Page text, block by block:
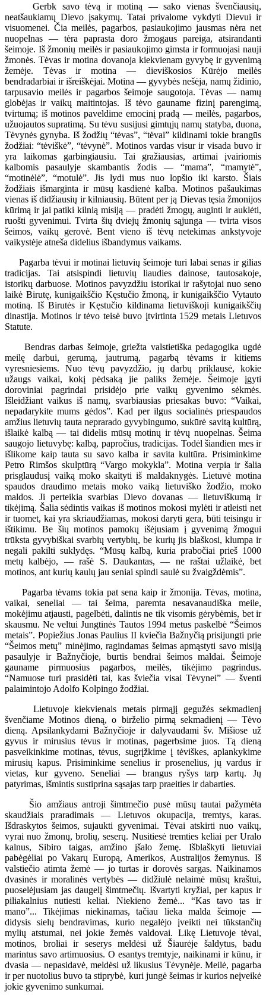
Gerbk savo tėvą ir motiną — sako vienas švenčiausių,
neatšaukiamų Dievo įsakymų. Tatai privalome vykdyti Dievui ir
visuomenei. Čia meilės, pagarbos, pasiaukojimo jausmas nėra net
nuopelnas — tėra paprasta doro žmogaus pareiga, atsirandanti
šeimoje. Iš žmonių meilės ir pasiaukojimo gimsta ir formuojasi nauji
žmonės. Tėvas ir motina dovanoja kiekvienam gyvybę ir gyvenimą
žemėje. Tėvas ir motina — dieviškosios Kūrėjo meilės
bendradarbiai ir išreiškėjai. Motina — gyvybės nešėja, namų židinio,
tarpusavio meilės ir pagarbos šeimoje saugotoja. Tėvas — namų
globėjas ir vaikų maitintojas. Iš tėvo gauname fizinį parengimą,
tvirtumą; iš motinos paveldime emocinį pradą — meilės, pagarbos,
užuojautos supratimą. Su tėvu susijusi gimtųjų namų statyba, duona,
Tėvynės gynyba. Iš žodžių “tėvas”, “tėvai” kildinami tokie brangūs
žodžiai: “tėviškė”, “tėvynė”. Motinos vardas visur ir visada buvo ir
yra laikomas garbingiausiu. Tai gražiausias, artimai įvairiomis
kalbomis pasaulyje skambantis žodis — “mama”, “mamytė”,
“motinėlė”, “motulė”. Jis lydi mus nuo lopšio iki karsto. Šiais
žodžiais išmarginta ir mūsų kasdienė kalba. Motinos pašaukimas
vienas iš didžiausių ir kilniausių. Būtent per ją Dievas tęsia žmonijos
kūrimą ir jai patiki kilnią misiją — pradėti žmogų, auginti ir auklėti,
ruošti gyvenimui. Tvirta šių dviejų žmonių sąjunga — tvirta visos
šeimos, vaikų gerovė. Bent vieno iš tėvų netekimas ankstyvoje
vaikystėje atneša didelius išbandymus vaikams.
Pagarba tėvui ir motinai lietuvių šeimoje turi labai senas ir gilias
tradicijas. Tai atsispindi lietuvių liaudies dainose, tautosakoje,
istorikų darbuose. Motinos pavyzdžiu istorikai ir rašytojai nuo seno
laikė Birutę, kunigaikščio Kęstučio žmoną, ir kunigaikščio Vytauto
motiną. Iš Birutės ir Kęstučio kildinama lietuviškoji kunigaikščių
dinastija. Motinos ir tėvo teisė buvo įtvirtinta 1529 metais Lietuvos
Statute.
Bendras darbas šeimoje, griežta valstietiška pedagogika ugdė
meilę darbui, gerumą, jautrumą, pagarbą tėvams ir kitiems
vyresniesiems. Nuo tėvų pavyzdžio, jų darbų priklausė, kokie
užaugs vaikai, kokį pėdsaką jie paliks žemėje. Šeimoje įgyti
doroviniai pagrindai prisidėjo prie vaikų gyvenimo sėkmės.
Išleidžiant vaikus iš namų, svarbiausias priesakas buvo: “Vaikai,
nepadarykite mums gėdos”. Kad per ilgus socialinės priespaudos
amžius lietuvių tauta neprarado gyvybingumo, sukūrė savitą kultūrą,
išlaikė kalbą — tai didelis mūsų motinų ir tėvų nuopelnas. Šeima
saugojo lietuvybę: kalbą, papročius, tradicijas. Todėl šiandien mes ir
išlikome kaip tauta su savo kalba ir savita kultūra. Prisiminkime
Petro Rimšos skulptūrą “Vargo mokykla”. Motina verpia ir šalia
prisglaudusį vaiką moko skaityti iš maldaknygės. Lietuvė motina
spaudos draudimo metais moko vaiką lietuviško žodžio, moko
maldos. Ji perteikia svarbias Dievo dovanas — lietuviškumą ir
tikėjimą. Šalia sėdintis vaikas iš motinos mokosi mylėti ir atleisti net
ir tuomet, kai yra skriaudžiamas, mokosi daryti gera, būti teisingu ir
ištikimu. Be šių motinos pamokų išėjusiam į gyvenimą žmogui
trūksta gyvybiškai svarbių vertybių, be kurių jis blaškosi, klumpa ir
negali pakilti suklydęs. “Mūsų kalbą, kuria prabočiai prieš 1000
metų kalbėjo, — rašė S. Daukantas, — ne raštai užlaikė, bet
motinos, ant kurių kaulų jau seniai spindi saulė su žvaigždėmis”.
Pagarba tėvams tokia pat sena kaip ir žmonija. Tėvas, motina,
vaikai, seneliai — tai šeima, paremta nesavanaudiška meile,
mokėjimu atjausti, pagelbėti, dalintis ne tik visomis gėrybėmis, bet ir
skausmu. Ne veltui Jungtinės Tautos 1994 metus paskelbė “Šeimos
metais”. Popiežius Jonas Paulius II kviečia Bažnyčią prisijungti prie
“Šeimos metų” minėjimo, ragindamas šeimas apmąstyti savo misiją
pasaulyje ir Bažnyčioje, burtis bendrai šeimos maldai. Šeimoje
gauname pirmuosius pagarbos, meilės, tikėjimo pagrindus.
“Namuose turi prasidėti tai, kas šviečia visai Tėvynei” — šventi
palaimintojo Adolfo Kolpingo žodžiai.
Lietuvoje kiekvienais metais pirmąjį gegužės sekmadienį
švenčiame Motinos dieną, o birželio pirmą sekmadienį — Tėvo
dieną. Apsilankydami Bažnyčioje ir dalyvaudami šv. Mišiose už
gyvus ir mirusius tėvus ir motinas, pagerbsime juos. Tą dieną
pasveikinkime motinas, tėvus, sugrįžkime į tėviškes, aplankykime
mirusių kapus. Prisiminkime senelius ir prosenelius, jų vardus ir
vietas, kur gyveno. Seneliai — brangus ryšys tarp kartų. Jų
patyrimas, išmintis sustiprina sąsajas tarp praeities ir dabarties.
Šio amžiaus antroji šimtmečio pusė mūsų tautai pažymėta
skaudžiais praradimais — Lietuvos okupacija, tremtys, karas.
Išdraskytos šeimos, sujaukti gyvenimai. Tėvai atskirti nuo vaikų,
vyrai nuo žmonų, brolių, seserų. Nusitiesė tremties keliai per Uralo
kalnus, Sibiro taigas, amžino įšalo žemę. Išblaškyti lietuviai
pabėgėliai po Vakarų Europą, Amerikos, Australijos žemynus. Iš
valstiečio atimta žemė — jo turtas ir dorovės sargas. Naikinamos
dvasinės ir moralinės vertybės — didžiulė nelaimė mūsų kraštui,
puoselėjusiam jas daugelį šimtmečių. Išvartyti kryžiai, per kapus ir
piliakalnius nutiesti keliai. Niekieno žemė... “Kas tavo tas ir
mano”... Tikėjimas niekinamas, tačiau lieka malda šeimoje —
didysis sielų bendravimas, kurio negalėjo įveikti nei tūkstančių
mylių atstumai, nei jokie žemės valdovai. Likę Lietuvoje tėvai,
motinos, broliai ir seserys meldėsi už Šiaurėje šaldytus, badu
marintus savo artimuosius. O esantys tremtyje, naikinami ir kūnu, ir
dvasia — nepasidavė, meldėsi už likusius Tėvynėje. Meilė, pagarba
ir per nuotolius buvo ta stiprybė, kuri jungė šeimas ir kurios neįveikė
jokie gyvenimo sunkumai.